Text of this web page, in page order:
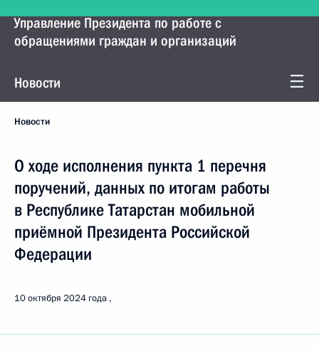
Управление Президента по работе с
обращениями граждан и организаций
Новости
Новости
О ходе исполнения пункта 1 перечня
поручений, данных по итогам работы
в Республике Татарстан мобильной
приёмной Президента Российской
Федерации
10 октября 2024 года